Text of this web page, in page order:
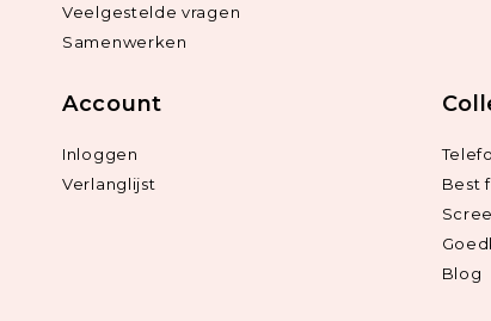
Veelgestelde vragen
Samenwerken
Account
Inloggen
Verlanglijst
Best
Blog